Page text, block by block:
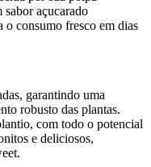
açucarado
consumo fresco em dias
garantindo uma
robusto das plantas.
com todo o potencial
e deliciosos,